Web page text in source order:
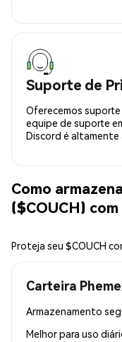
Suporte de
Oferecemos suporte
equipe de suporte
Discord é altamente
Como
($COUCH)
Proteja seu $COUCH
Carteira
Armazenamento
Melhor para uso